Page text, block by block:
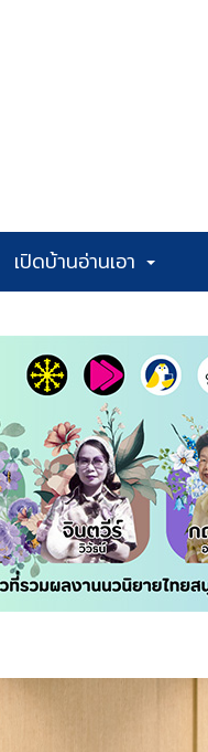
เปิดบ้านอ่านเอา